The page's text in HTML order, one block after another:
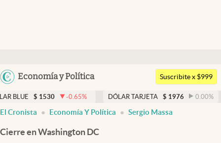
Argentina
Economía y Política
Members
Economía y Política
Finanzas y Mercados
Mercados Online
Suscribite x $999
-0.65% DÓLAR TARJETA $ 1976 0.00% DÓLAR MEP
El Cronista Economía Y Política Sergio Massa
Cierre en Washington DC